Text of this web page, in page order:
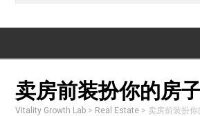
卖房前装扮你的房
Vitality Growth Lab > Real Estate > 卖房前装扮你